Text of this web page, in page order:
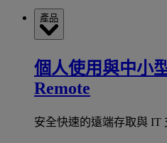
產品
個人使用與中小
Remote
安全快速的遠端存取與 IT